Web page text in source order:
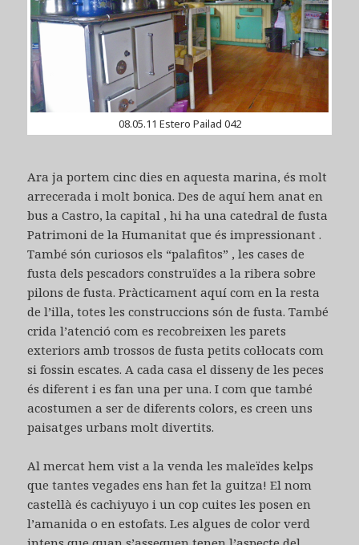
08.05.11 Estero Pailad 042
Ara ja portem cinc dies en aquesta marina, és molt
arrecerada i molt bonica. Des de aquí hem anat en
bus a Castro, la capital , hi ha una catedral de fusta
Patrimoni de la Humanitat que és impressionant .
També són curiosos els “palafitos” , les cases de
fusta dels pescadors construïdes a la ribera sobre
pilons de fusta. Pràcticament aquí com en la resta
de l’illa, totes les construccions són de fusta. També
crida l’atenció com es recobreixen les parets
exteriors amb trossos de fusta petits col·locats com
si fossin escates. A cada casa el disseny de les peces
és diferent i es fan una per una. I com que també
acostumen a ser de diferents colors, es creen uns
paisatges urbans molt divertits.
Al mercat hem vist a la venda les maleïdes kelps
que tantes vegades ens han fet la guitza! El nom
castellà és cachiyuyo i un cop cuites les posen en
l’amanida o en estofats. Les algues de color verd